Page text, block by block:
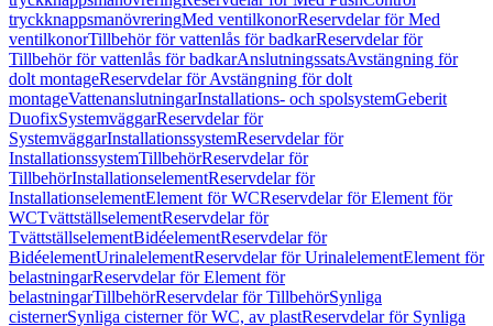
tryckknappsmanövreringMed ventilkonorReservdelar för Med
ventilkonorTillbehör för vattenlås för badkarReservdelar för
Tillbehör för vattenlås för badkarAnslutningssatsAvstängning för
dolt montageReservdelar för Avstängning för dolt
montageVattenanslutningarInstallations- och spolsystemGeberit
DuofixSystemväggarReservdelar för
SystemväggarInstallationssystemReservdelar för
InstallationssystemTillbehörReservdelar för
TillbehörInstallationselementReservdelar för
InstallationselementElement för WCReservdelar för Element för
WCTvättställselementReservdelar för
TvättställselementBidéelementReservdelar för
BidéelementUrinalelementReservdelar för UrinalelementElement för
belastningarReservdelar för Element för
belastningarTillbehörReservdelar för TillbehörSynliga
cisternerSynliga cisterner för WC, av plastReservdelar för Synliga